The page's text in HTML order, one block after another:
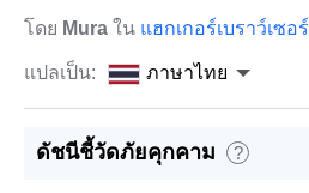
โดย Mura ใน แฮกเกอร์เบราว์เซอร์
แปลเป็น: ภาษาไทย
ดัชนีชี้วัดภัยคุกคาม ?